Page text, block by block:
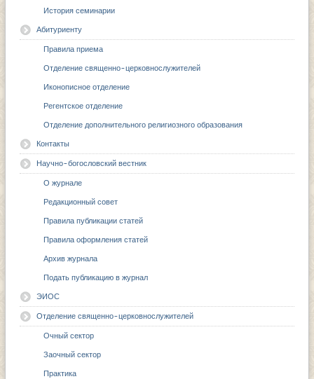
История семинарии
Абитуриенту
Правила приема
Отделение священно-церковнослужителей
Иконописное отделение
Регентское отделение
Отделение дополнительного религиозного образования
Контакты
Научно-богословский вестник
О журнале
Редакционный совет
Правила публикации статей
Правила оформления статей
Архив журнала
Подать публикацию в журнал
ЭИОС
Отделение священно-церковнослужителей
Очный сектор
Заочный сектор
Практика